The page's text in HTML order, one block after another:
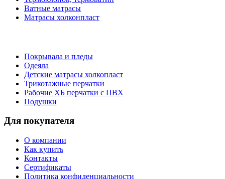
Ватные матрасы
Матрасы холконпласт
Покрывала и пледы
Одеяла
Детские матрасы холкопласт
Трикотажные перчатки
Рабочие ХБ перчатки с ПВХ
Подушки
Для покупателя
О компании
Как купить
Контакты
Сертификаты
Политика конфиденциальности